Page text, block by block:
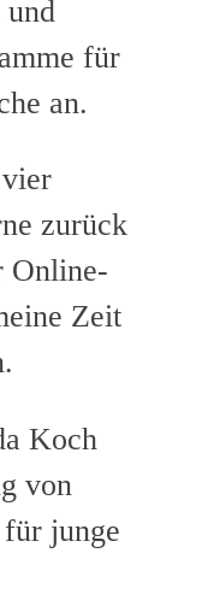
und
für
an.
zurück
Online-
Zeit
Koch
von
junge